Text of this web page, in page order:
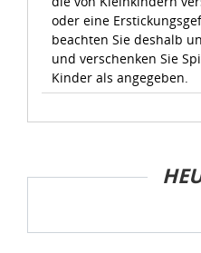
idee+spiel Betriebs-GmbH
oder eine
beachten Sie deshalb
und verschenken Sie
Kinder als angegeben.